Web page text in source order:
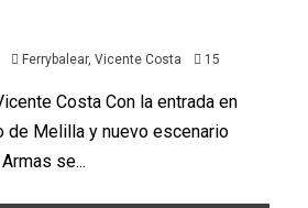
Ferrybalear, Vicente Costa 15
Costa Con la entrada en
de Melilla y nuevo escenario
se...